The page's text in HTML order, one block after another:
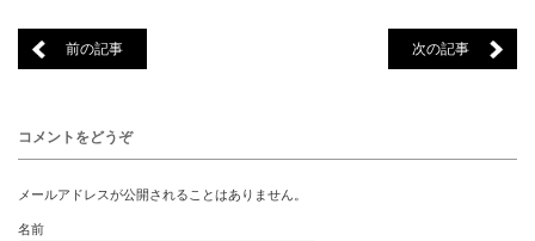
前の記事 次の記事
コメントをどうぞ
メールアドレスが公開されることはありません。
名前